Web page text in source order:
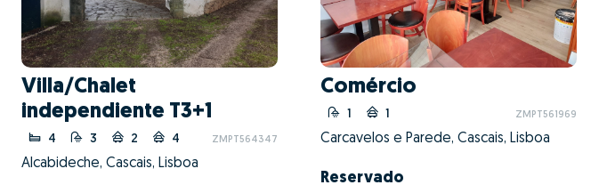
Villa/Chalet
independiente T3+1
4 3 2 4 ZMPT564347
Alcabideche, Cascais, Lisboa
Comércio
1 1 ZMPT561969
Carcavelos e Parede, Cascais, Lisboa
Reservado